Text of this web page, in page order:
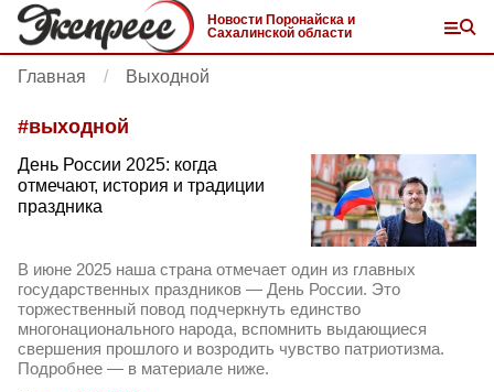
Новости Поронайска и
Сахалинской области
Главная Выходной
#выходной
День России 2025: когда
отмечают, история и традиции
праздника
В июне 2025 наша страна отмечает один из главных
государственных праздников — День России. Это
торжественный повод подчеркнуть единство
многонационального народа, вспомнить выдающиеся
свершения прошлого и возродить чувство патриотизма.
Подробнее — в материале ниже.